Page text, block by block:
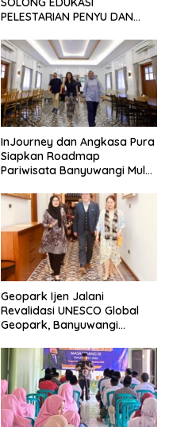
PELESTARIAN PENYU DAN
PANTAI SELAT BALI
InJourney dan Angkasa Pura
Siapkan Roadmap
Pariwisata Banyuwangi Mulai
Geopark Ijen Jalani
Revalidasi UNESCO Global
Geopark, Banyuwangi
Warisan Dunia